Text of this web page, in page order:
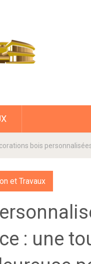
bois
et Travaux
: une